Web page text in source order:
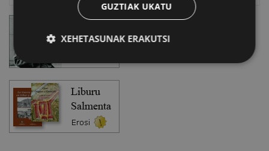
GUZTIAK UKATU
XEHETASUNAK ERAKUTSI